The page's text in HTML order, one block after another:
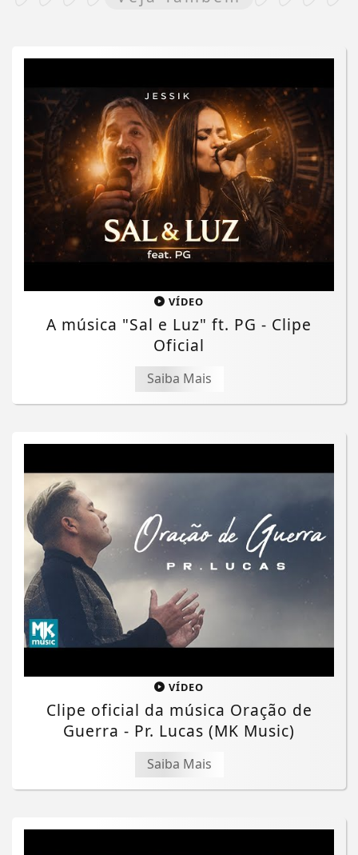
VÍDEO
A música "Sal e Luz" ft. PG - Clipe
Oficial
Saiba Mais
VÍDEO
Clipe oficial da música Oração de
Guerra - Pr. Lucas (MK Music)
Saiba Mais